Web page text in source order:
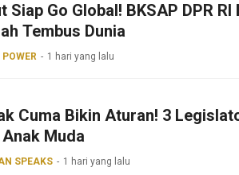
Siap Go Global! BKSAP DPR
Tembus Dunia
1 hari yang lalu
Cuma Bikin Aturan! 3
Muda
SPEAKS 1 hari yang lalu